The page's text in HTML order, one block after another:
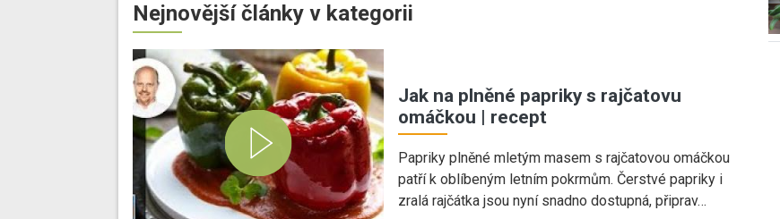
Nejnovější články v kategorii
Jak na plněné papriky s rajčatovu
omáčkou | recept
Papriky plněné mletým masem s rajčatovou omáčkou
patří k oblíbeným letním pokrmům. Čerstvé papriky i
zralá rajčátka jsou nyní snadno dostupná, připrav…